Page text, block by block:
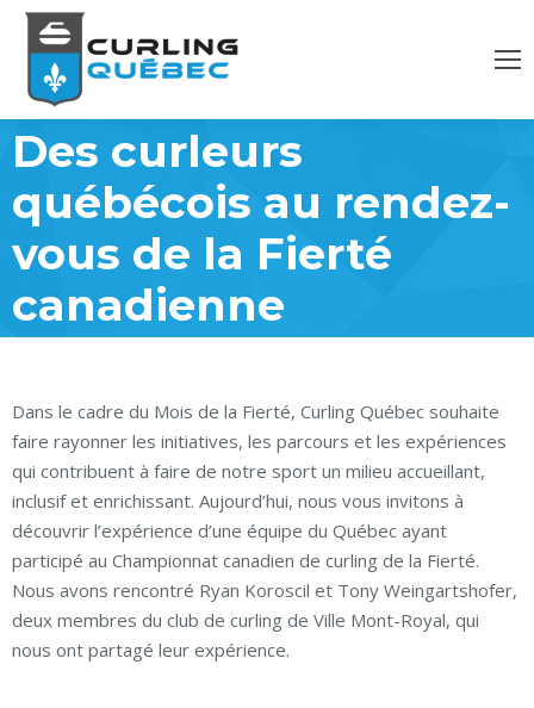
Des curleurs
québécois au rendez-
vous de la Fierté
canadienne
Dans le cadre du Mois de la Fierté, Curling Québec souhaite
faire rayonner les initiatives, les parcours et les expériences
qui contribuent à faire de notre sport un milieu accueillant,
inclusif et enrichissant. Aujourd’hui, nous vous invitons à
découvrir l’expérience d’une équipe du Québec ayant
participé au Championnat canadien de curling de la Fierté.
Nous avons rencontré Ryan Koroscil et Tony Weingartshofer,
deux membres du club de curling de Ville Mont-Royal, qui
nous ont partagé leur expérience.